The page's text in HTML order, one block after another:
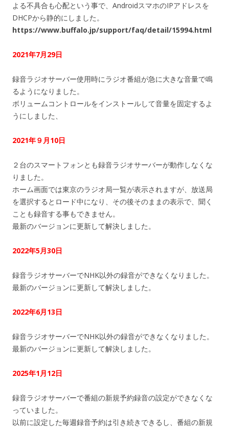
よる不具合も心配という事で、AndroidスマホのIPアドレスを
DHCPから静的にしました。
https://www.buffalo.jp/support/faq/detail/15994.html
2021年7月29日
録音ラジオサーバー使用時にラジオ番組が急に大きな音量で鳴
るようになりました。
ボリュームコントロールをインストールして音量を固定するよ
うにしました、
2021年９月10日
２台のスマートフォンとも録音ラジオサーバーが動作しなくな
りました。
ホーム画面では東京のラジオ局一覧が表示されますが、放送局
を選択するとロード中になり、その後そのままの表示で、聞く
ことも録音する事もできません。
最新のバージョンに更新して解決しました。
2022年5月30日
録音ラジオサーバーでNHK以外の録音ができなくなりました。
最新のバージョンに更新して解決しました。
2022年6月13日
録音ラジオサーバーでNHK以外の録音ができなくなりました。
最新のバージョンに更新して解決しました。
2025年1月12日
録音ラジオサーバーで番組の新規予約録音の設定ができなくな
っていました。
以前に設定した毎週録音予約は引き続きできるし、番組の新規